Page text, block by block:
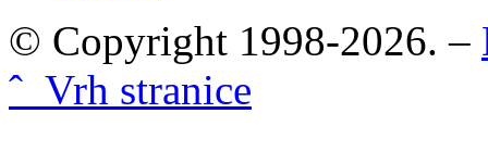
© Copyright 1998-2026. –
ˆ Vrh stranice